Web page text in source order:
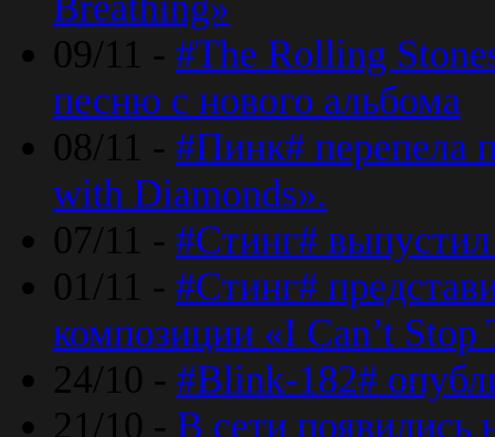
09/11 - #The Rolling
песню с нового альбома
08/11 - #Пинк# перепела
with Diamonds».
07/11 - #Стинг#
01/11 - #Стинг#
композиции «I Can’t
24/10 - #Blink-182#
21/10 - В сети появились